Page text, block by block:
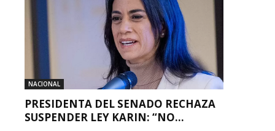
NACIONAL
PRESIDENTA DEL SENADO RECHAZA
SUSPENDER LEY KARIN: “NO...